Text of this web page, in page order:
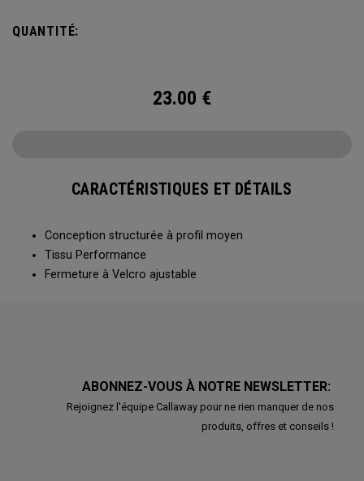
QUANTITÉ:
23.00 €
CARACTÉRISTIQUES ET DÉTAILS
Conception structurée à profil moyen
Tissu Performance
Fermeture à Velcro ajustable
ABONNEZ-VOUS À NOTRE NEWSLETTER:
Rejoignez l'équipe Callaway pour ne rien manquer de nos
produits, offres et conseils !